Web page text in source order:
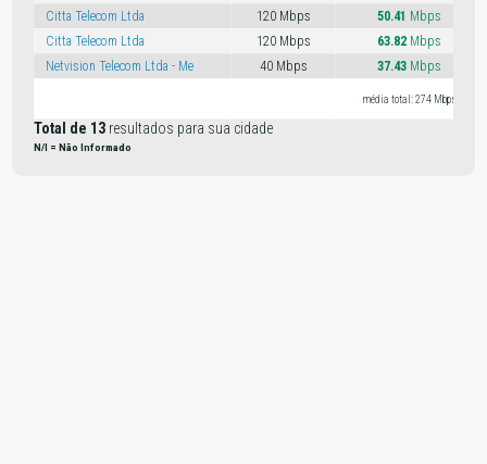
Citta Telecom Ltda
120 Mbps 50.41 Mbps
Citta Telecom Ltda
120 Mbps 63.82 Mbps
Netvision Telecom Ltda - Me
40 Mbps 37.43 Mbps
média total: 274 Mbps
Total de 13 resultados para sua cidade
N/I = Não Informado